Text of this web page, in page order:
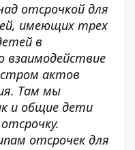
отсрочкой для
имеющих трех
в
взаимодействие
актов
Там мы
и общие дети
отсрочек для